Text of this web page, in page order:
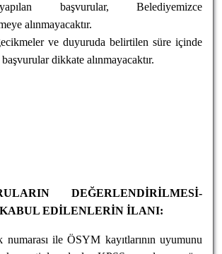
başvurular, Belediyemizce
alınmayacaktır.
ve duyuruda belirtilen süre içinde
dikkate alınmayacaktır.
DEĞERLENDİRİLMESİ-
EDİLENLERİN İLANI:
ile ÖSYM kayıtlarının uyumunu